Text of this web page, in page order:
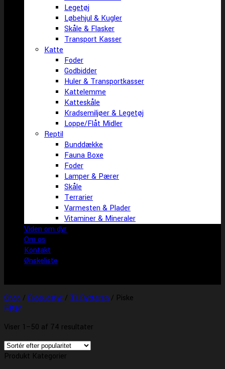
Legetøj
Løbehjul & Kugler
Skåle & Flasker
Transport Kasser
Katte
Foder
Godbidder
Huler & Transportkasser
Kattelemme
Katteskåle
Kradsemiljøer & Legetøj
Loppe/Flåt Midler
Reptil
Bunddække
Fauna Boxe
Foder
Lamper & Pærer
Skåle
Terrarier
Varmesten & Plader
Vitaminer & Mineraler
Viden om dyr
Om os
Kontakt
Ønskeliste
Shop / Rideudstyr / Til Rytteren / Piske
Filter
Viser 1–50 af 74 resultater
Produkt Kategorier